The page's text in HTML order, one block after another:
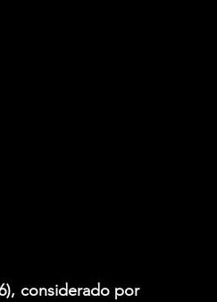
considerado por